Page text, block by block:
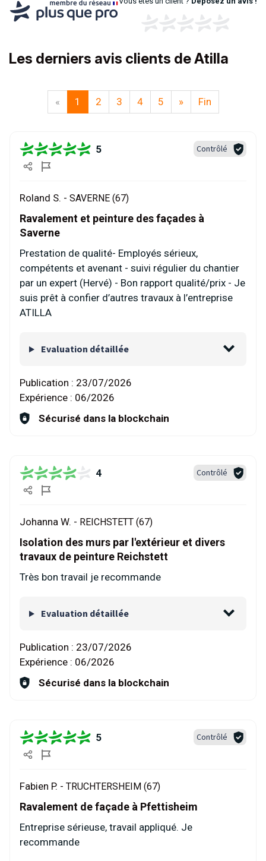
Les derniers avis clients de Atilla
« 1 2 3 4 5 » Fin
5 Contrôlé
Roland S. - SAVERNE (67)
Ravalement et peinture des façades à
Saverne
Prestation de qualité- Employés sérieux,
compétents et avenant - suivi régulier du chantier
par un expert (Hervé) - Bon rapport qualité/prix - Je
suis prêt à confier d’autres travaux à l’entreprise
ATILLA
Evaluation détaillée
Publication : 23/07/2026
Expérience : 06/2026
Sécurisé dans la blockchain
4 Contrôlé
Johanna W. - REICHSTETT (67)
Isolation des murs par l'extérieur et divers
travaux de peinture Reichstett
Très bon travail je recommande
Evaluation détaillée
Publication : 23/07/2026
Expérience : 06/2026
Sécurisé dans la blockchain
5 Contrôlé
Fabien P. - TRUCHTERSHEIM (67)
Ravalement de façade à Pfettisheim
Entreprise sérieuse, travail appliqué. Je
recommande